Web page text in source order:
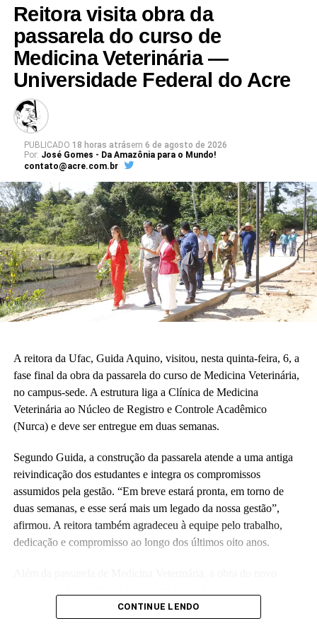
Reitora visita obra da
passarela do curso de
Medicina Veterinária —
Universidade Federal do Acre
PUBLICADO 18 horas atrásem 6 de agosto de 2026
Por: José Gomes - Da Amazônia para o Mundo!
contato@acre.com.br
A reitora da Ufac, Guida Aquino, visitou, nesta quinta-feira, 6, a
fase final da obra da passarela do curso de Medicina Veterinária,
no campus-sede. A estrutura liga a Clínica de Medicina
Veterinária ao Núcleo de Registro e Controle Acadêmico
(Nurca) e deve ser entregue em duas semanas.
Segundo Guida, a construção da passarela atende a uma antiga
reivindicação dos estudantes e integra os compromissos
assumidos pela gestão. “Em breve estará pronta, em torno de
duas semanas, e esse será mais um legado da nossa gestão”,
afirmou. A reitora também agradeceu à equipe pelo trabalho,
dedicação e compromisso ao longo dos últimos oito anos.
e deve ser entregue em breve.CONTINUE LENDO